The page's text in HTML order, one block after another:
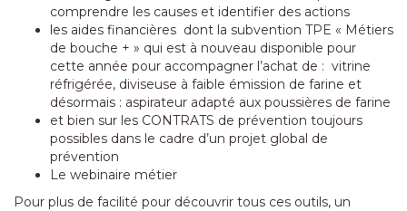
comprendre les causes et identifier des actions
les aides financières dont la subvention TPE « Métiers
de bouche + » qui est à nouveau disponible pour
cette année pour accompagner l’achat de : vitrine
réfrigérée, diviseuse à faible émission de farine et
désormais : aspirateur adapté aux poussières de farine
et bien sur les CONTRATS de prévention toujours
possibles dans le cadre d’un projet global de
prévention
Le webinaire métier
Pour plus de facilité pour découvrir tous ces outils, un